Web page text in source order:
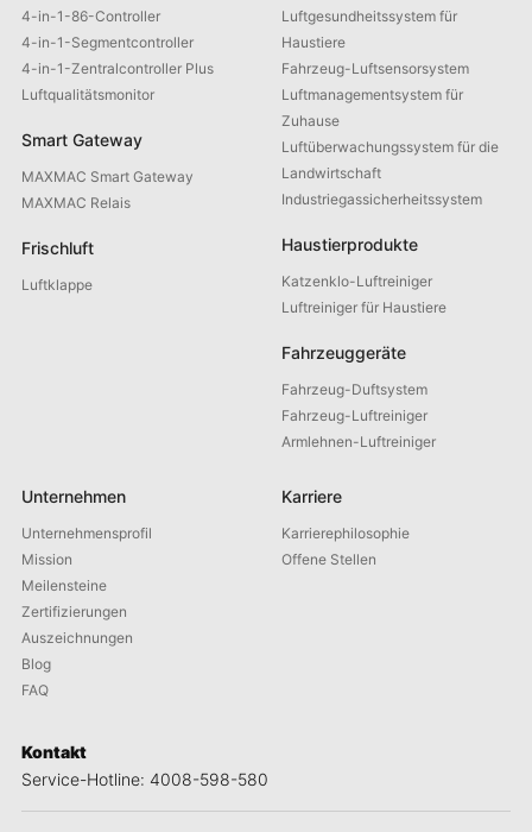
4-in-1-86-Controller
4-in-1-Segmentcontroller
4-in-1-Zentralcontroller Plus
Luftqualitätsmonitor
Smart Gateway
MAXMAC Smart Gateway
MAXMAC Relais
Frischluft
Luftklappe
Luftgesundheitssystem für
Haustiere
Fahrzeug-Luftsensorsystem
Luftmanagementsystem für
Zuhause
Luftüberwachungssystem für die
Landwirtschaft
Industriegassicherheitssystem
Haustierprodukte
Katzenklo-Luftreiniger
Luftreiniger für Haustiere
Fahrzeuggeräte
Fahrzeug-Duftsystem
Fahrzeug-Luftreiniger
Armlehnen-Luftreiniger
Unternehmen
Unternehmensprofil
Mission
Meilensteine
Zertifizierungen
Auszeichnungen
Blog
FAQ
Karriere
Karrierephilosophie
Offene Stellen
Kontakt
Service-Hotline: 4008-598-580